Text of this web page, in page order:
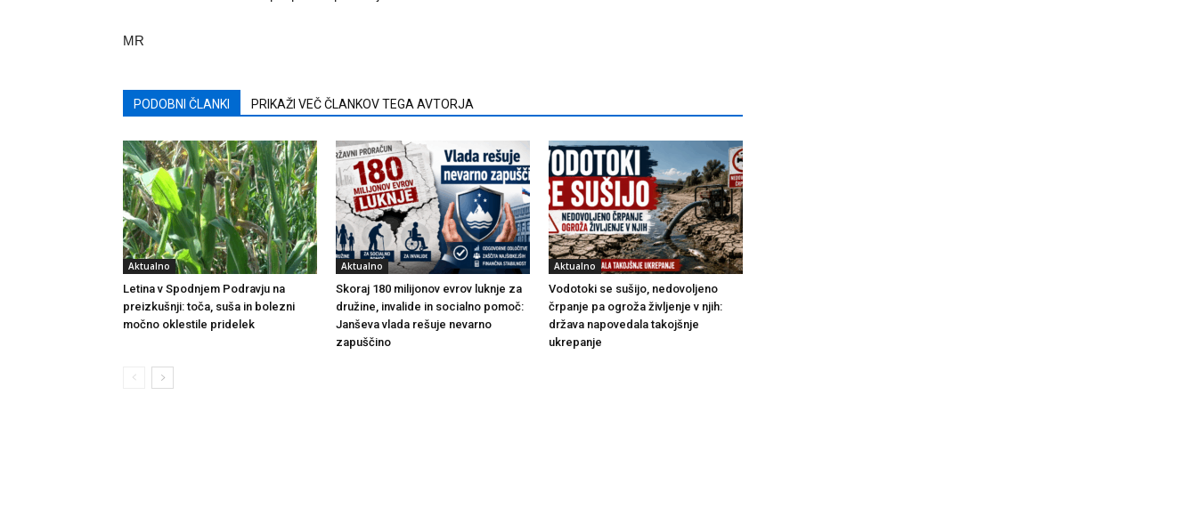
MR
PODOBNI ČLANKI PRIKAŽI VEČ ČLANKOV TEGA AVTORJA
Aktualno
Letina v Spodnjem Podravju na
preizkušnji: toča, suša in bolezni
močno oklestile pridelek
Aktualno
Skoraj 180 milijonov evrov luknje za
družine, invalide in socialno pomoč:
Janševa vlada rešuje nevarno
zapuščino
Aktualno
Vodotoki se sušijo, nedovoljeno
črpanje pa ogroža življenje v njih:
država napovedala takojšnje
ukrepanje